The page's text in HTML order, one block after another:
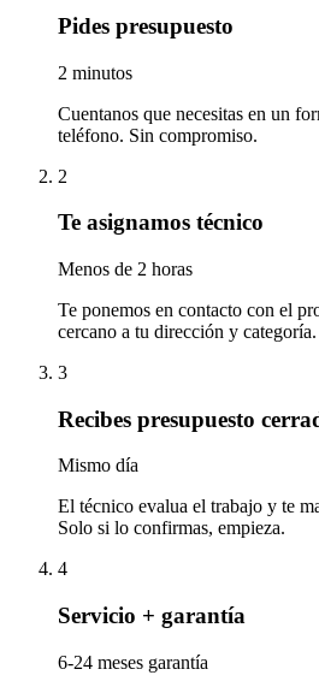
Pides presupuesto
2 minutos
Cuentanos que necesitas en un
teléfono. Sin compromiso.
2
Te asignamos técnico
Menos de 2 horas
Te ponemos en contacto con el
cercano a tu dirección y categoría.
3
Recibes presupuesto
Mismo día
El técnico evalua el trabajo y te
Solo si lo confirmas, empieza.
4
Servicio + garantía
6-24 meses garantía